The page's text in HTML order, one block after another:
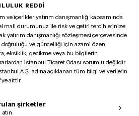
REDDİ
içerikler yatırım danışmanlığı kapsamında
mali durumunuz ile risk ve getiri tercihlerinize
yatırım danışmanlığı sözleşmesi çerçevesinde
ve güncelliği için azami özen
eksiklik, gecikme veya bu bilgilerin
İstanbul Ticaret Odası sorumlu değildir.
A.Ş. adına açıklanan tüm bilgi ve verilerin
aittir.
şirketler